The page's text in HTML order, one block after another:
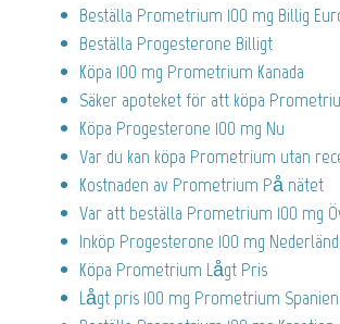
Beställa Prometrium 100 mg Billig
Beställa Progesterone Billigt
Köpa 100 mg Prometrium Kanada
Säker apoteket för att köpa
Köpa Progesterone 100 mg Nu
Var du kan köpa Prometrium utan
Kostnaden av Prometrium På nätet
Var att beställa Prometrium 100 mg
Inköp Progesterone 100 mg
Köpa Prometrium Lågt Pris
Lågt pris 100 mg Prometrium Spanien